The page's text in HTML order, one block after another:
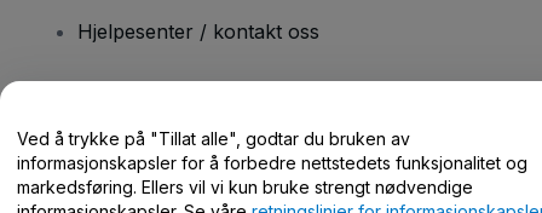
Hjelpesenter / kontakt oss
Opphavsrett © viagogo GmbH 2026 Selskapsopplysninger
Bruk av denne nettsiden innebærer aksept avVilkår og betingelser
Ved å trykke på "Tillat alle", godtar du bruken av
informasjonskapsler for å forbedre nettstedets funksjonalitet og
markedsføring. Ellers vil vi kun bruke strengt nødvendige